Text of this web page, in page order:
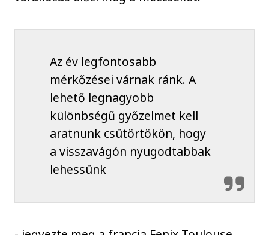
Az év legfontosabb
mérkőzései várnak ránk. A
lehető legnagyobb
különbségű győzelmet kell
aratnunk csütörtökön, hogy
a visszavágón nyugodtabbak
lehessünk